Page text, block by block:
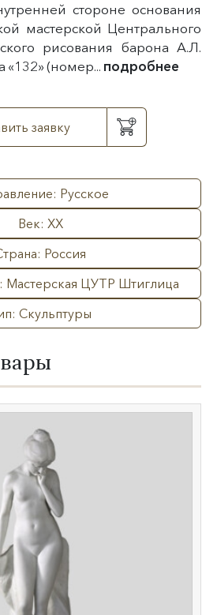
стороне основания
мастерской Центрального
рисования барона А.Л.
(номер... подробнее
заявку
Русское
Век: XX
Россия
Мастерская ЦУТР Штиглица
Скульптуры